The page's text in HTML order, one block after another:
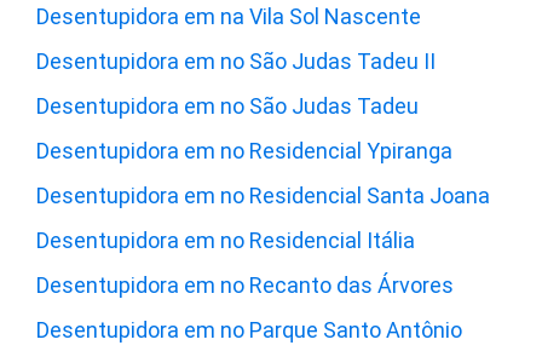
Desentupidora em na Vila Sol Nascente
Desentupidora em no São Judas Tadeu II
Desentupidora em no São Judas Tadeu
Desentupidora em no Residencial Ypiranga
Desentupidora em no Residencial Santa Joana
Desentupidora em no Residencial Itália
Desentupidora em no Recanto das Árvores
Desentupidora em no Parque Santo Antônio